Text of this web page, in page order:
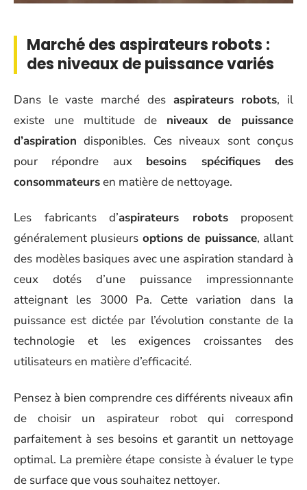
Marché des aspirateurs robots :
des niveaux de puissance variés
Dans le vaste marché des aspirateurs robots, il
existe une multitude de niveaux de puissance
d’aspiration disponibles. Ces niveaux sont conçus
pour répondre aux besoins spécifiques des
consommateursen matière de nettoyage.
Les fabricants d’aspirateurs robotsproposent
généralement plusieurs options de puissance, allant
des modèles basiques avec une aspiration standard à
ceux dotés d’une puissance impressionnante
atteignant les 3000 Pa. Cette variation dans la
puissance est dictée par l’évolution constante de la
technologie et les exigences croissantes des
utilisateurs en matière d’efficacité.
Pensez à bien comprendre ces différents niveaux afin
de choisir un aspirateur robot qui correspond
parfaitement à ses besoins et garantit un nettoyage
optimal. La première étape consiste à évaluer le type
de surface que vous souhaitez nettoyer.